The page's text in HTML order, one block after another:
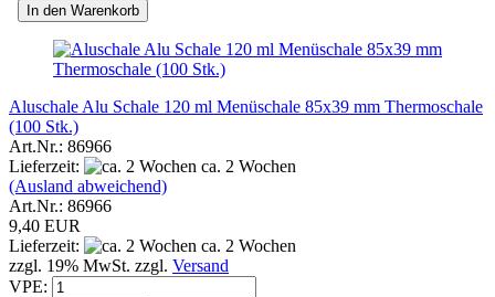
In den Warenkorb
Aluschale Alu Schale 120 ml Menüschale 85x39 mm Thermoschale
(100 Stk.)
Art.Nr.: 86966
Lieferzeit:
ca. 2 Wochen
(Ausland abweichend)
Art.Nr.: 86966
9,40 EUR
Lieferzeit:
ca. 2 Wochen
zzgl. 19% MwSt. zzgl. Versand
VPE: